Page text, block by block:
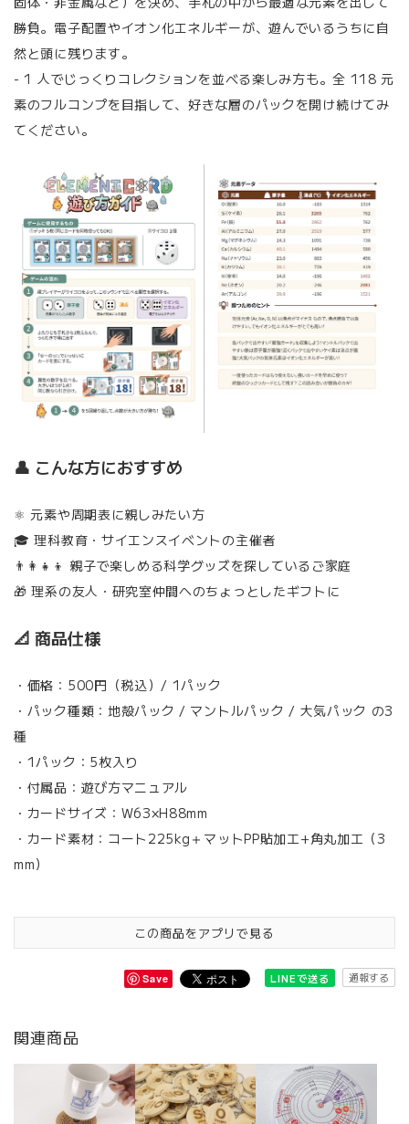
勝負。電子配置やイオン化エネルギーが、遊んでいるうちに自
然と頭に残ります。
- 1 人でじっくりコレクションを並べる楽しみ方も。全 118 元
素のフルコンプを目指して、好きな層のパックを開け続けてみ
てください。
👤 こんな方におすすめ
⚛️ 元素や周期表に親しみたい方
🎓 理科教育・サイエンスイベントの主催者
👨‍👩‍👧‍👦 親子で楽しめる科学グッズを探しているご家庭
🎁 理系の友人・研究室仲間へのちょっとしたギフトに
📐 商品仕様
・価格：500円（税込）/ 1パック
・パック種類：地殻パック / マントルパック / 大気パック の3
種
・1パック：5枚入り
・付属品：遊び方マニュアル
・カードサイズ：W63×H88mm
・カード素材：コート225kg＋マットPP貼加工+角丸加工（3
mm）
この商品をアプリで見る
Save LINEで送る 通報する
関連商品